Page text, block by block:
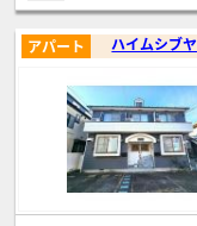
ハイムシブヤ
アパート